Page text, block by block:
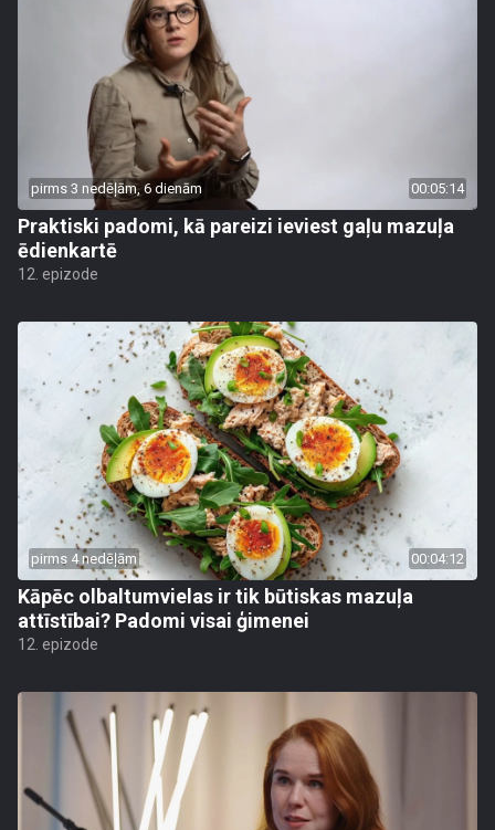
pirms 3 nedēļām, 6 dienām 00:05:14
Praktiski padomi, kā pareizi ieviest gaļu mazuļa
ēdienkartē
12. epizode
pirms 4 nedēļām 00:04:12
Kāpēc olbaltumvielas ir tik būtiskas mazuļa
attīstībai? Padomi visai ģimenei
12. epizode